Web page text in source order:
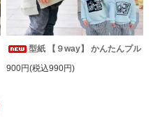
型紙 【９way】 かんたんプル
900円(税込990円)